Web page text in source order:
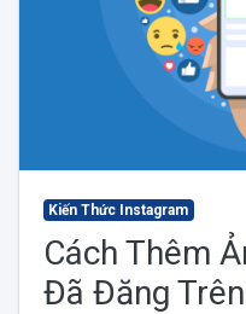
Kiến Thức Instagram
Cách Thêm
Đã Đăng